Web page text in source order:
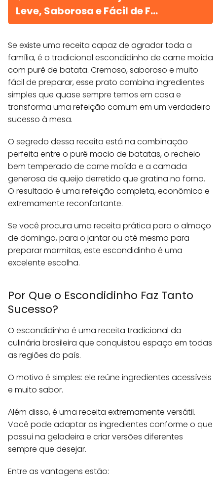
Leve, Saborosa e Fácil de F...
Se existe uma receita capaz de agradar toda a
família, é o tradicional escondidinho de carne moída
com purê de batata. Cremoso, saboroso e muito
fácil de preparar, esse prato combina ingredientes
simples que quase sempre temos em casa e
transforma uma refeição comum em um verdadeiro
sucesso à mesa.
O segredo dessa receita está na combinação
perfeita entre o purê macio de batatas, o recheio
bem temperado de carne moída e a camada
generosa de queijo derretido que gratina no forno.
O resultado é uma refeição completa, econômica e
extremamente reconfortante.
Se você procura uma receita prática para o almoço
de domingo, para o jantar ou até mesmo para
preparar marmitas, este escondidinho é uma
excelente escolha.
Por Que o Escondidinho Faz Tanto
Sucesso?
O escondidinho é uma receita tradicional da
culinária brasileira que conquistou espaço em todas
as regiões do país.
O motivo é simples: ele reúne ingredientes acessíveis
e muito sabor.
Além disso, é uma receita extremamente versátil.
Você pode adaptar os ingredientes conforme o que
possui na geladeira e criar versões diferentes
sempre que desejar.
Entre as vantagens estão: